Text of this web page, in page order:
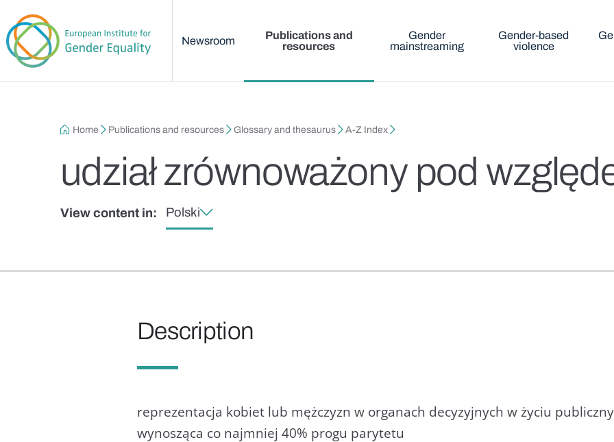
Newsroom
Publications and
resources
Gender
mainstreaming
Gender-based
violence
Breadcrumb
Home Publications and resources Glossary and thesaurus A-Z Index
udział zrównoważony pod
View content in: Polski
Description
reprezentacja kobiet lub mężczyzn w organach decyzyjnych w życiu
wynosząca co najmniej 40% progu parytetu